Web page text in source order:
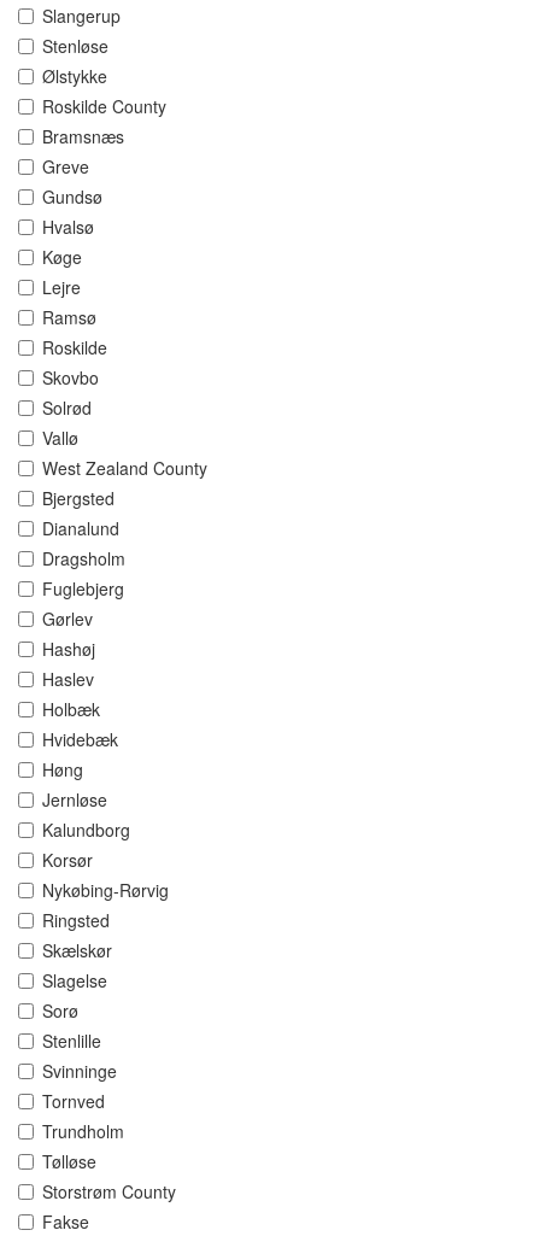
Slangerup
Stenløse
Ølstykke
Roskilde County
Bramsnæs
Greve
Gundsø
Hvalsø
Køge
Lejre
Ramsø
Roskilde
Skovbo
Solrød
Vallø
West Zealand County
Bjergsted
Dianalund
Dragsholm
Fuglebjerg
Gørlev
Hashøj
Haslev
Holbæk
Hvidebæk
Høng
Jernløse
Kalundborg
Korsør
Nykøbing-Rørvig
Ringsted
Skælskør
Slagelse
Sorø
Stenlille
Svinninge
Tornved
Trundholm
Tølløse
Storstrøm County
Fakse